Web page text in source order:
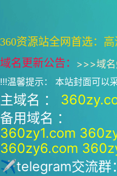
360资源站全网首选：
域名更新公告： >>>域
!!!温馨提示： 本站封面可以
主域名 ：
备用域名 ：
360zy1.com
360zy6.com
✈telegram交流群：